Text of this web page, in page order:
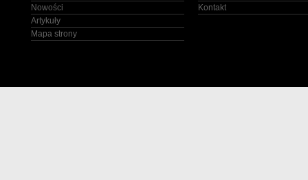
Nowości
Artykuły
Mapa strony
Kontakt